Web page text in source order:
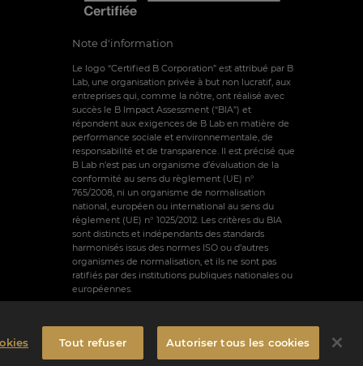
Note d'information
Le logo “Certified B Corporation” est attribué par B
Lab, une organisation privée à but non lucratif, aux
entreprises qui, comme la nôtre, ont réalisé avec
succès le B Impact Assessment (“BIA”) et
répondent aux exigences de B Lab en matière de
performance sociale et environnementale, de
responsabilité et de transparence. Il est précisé que
B Lab n’est pas un organisme d’évaluation de la
conformité au sens du règlement (UE) n°
765/2008, ni un organisme de normalisation
national, européen ou international au sens du
règlement (UE) n° 1025/2012. Les critères du BIA
sont distincts et indépendants des standards
harmonisés issus des normes ISO ou d’autres
organismes de normalisation, et ils ne sont pas
ratifiés par des institutions publiques nationales ou
européennes.
Cookies Conditions générales
Tout refuser Autoriser tous les cookies